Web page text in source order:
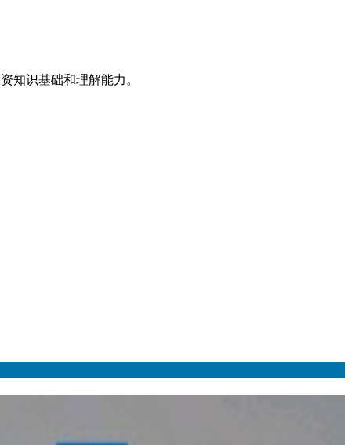
知识基础和理解能力。